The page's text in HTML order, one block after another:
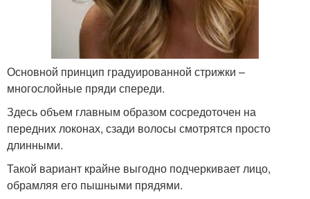
Основной принцип градуированной стрижки –
многослойные пряди спереди.
Здесь объем главным образом сосредоточен на
передних локонах, сзади волосы смотрятся просто
длинными.
Такой вариант крайне выгодно подчеркивает лицо,
обрамляя его пышными прядями.